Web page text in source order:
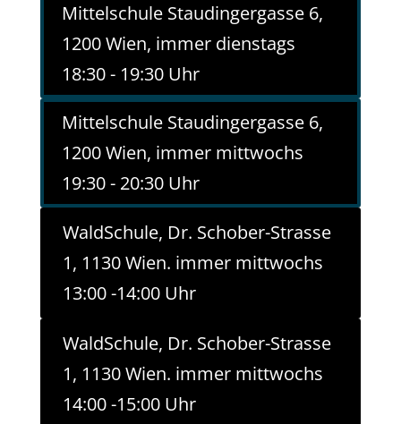
Mittelschule Staudingergasse 6,
1200 Wien, immer dienstags
18:30 - 19:30 Uhr
Mittelschule Staudingergasse 6,
1200 Wien, immer mittwochs
19:30 - 20:30 Uhr
WaldSchule, Dr. Schober-Strasse
1, 1130 Wien. immer mittwochs
13:00 -14:00 Uhr
WaldSchule, Dr. Schober-Strasse
1, 1130 Wien. immer mittwochs
14:00 -15:00 Uhr